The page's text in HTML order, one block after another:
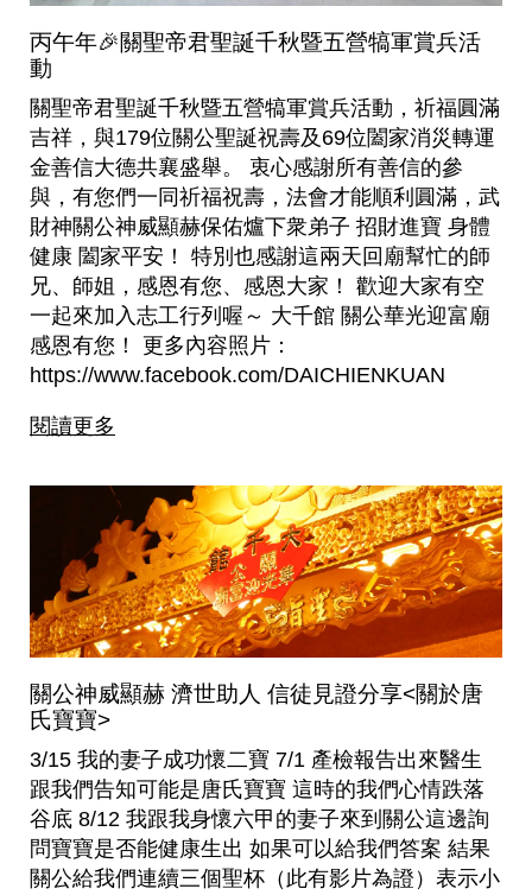
丙午年🎉關聖帝君聖誕千秋暨五營犒軍賞兵活
動
關聖帝君聖誕千秋暨五營犒軍賞兵活動，祈福圓滿
吉祥，與179位關公聖誕祝壽及69位闔家消災轉運
金善信大德共襄盛舉。 衷心感謝所有善信的參
與，有您們一同祈福祝壽，法會才能順利圓滿，武
財神關公神威顯赫保佑爐下衆弟子 招財進寶 身體
健康 闔家平安！ 特別也感謝這兩天回廟幫忙的師
兄、師姐，感恩有您、感恩大家！ 歡迎大家有空
一起來加入志工行列喔～ 大千館 關公華光迎富廟
感恩有您！ 更多內容照片：
https://www.facebook.com/DAICHIENKUAN
閱讀更多
關公神威顯赫 濟世助人 信徒見證分享<關於唐
氏寶寶>
3/15 我的妻子成功懷二寶 7/1 產檢報告出來醫生
跟我們告知可能是唐氏寶寶 這時的我們心情跌落
谷底 8/12 我跟我身懷六甲的妻子來到關公這邊詢
問寶寶是否能健康生出 如果可以給我們答案 結果
關公給我們連續三個聖杯（此有影片為證）表示小